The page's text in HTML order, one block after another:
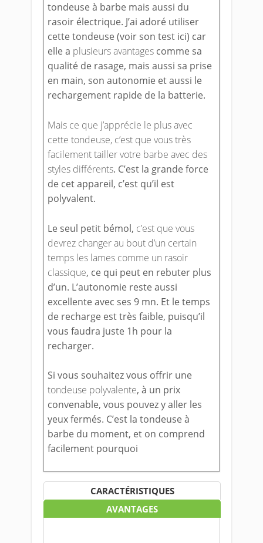
tondeuse à barbe mais aussi du
rasoir électrique. J’ai adoré utiliser
cette tondeuse (voir son test ici) car
elle a plusieurs avantagescomme sa
qualité de rasage, mais aussi sa prise
en main, son autonomie et aussi le
rechargement rapide de la batterie.
Mais ce que j’apprécie le plus avec
cette tondeuse, c’est que vous très
facilement tailler votre barbe avec des
styles différents. C’est la grande force
de cet appareil, c’est qu’il est
polyvalent.
Le seul petit bémol, c’est que vous
devrez changer au bout d’un certain
temps les lames comme un rasoir
classique, ce qui peut en rebuter plus
d’un. L’autonomie reste aussi
excellente avec ses 9 mn. Et le temps
de recharge est très faible, puisqu’il
vous faudra juste 1h pour la
recharger.
Si vous souhaitez vous offrir une
tondeuse polyvalente, à un prix
convenable, vous pouvez y aller les
yeux fermés. C’est la tondeuse à
barbe du moment, et on comprend
facilement pourquoi
CARACTÉRISTIQUES
AVANTAGES